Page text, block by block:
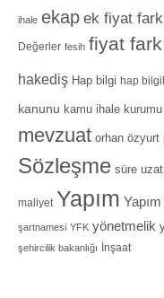
ihale ekap ek fiyat
Değerler fesih fiyat
hakediş Hap bilgi hap
kanunu kamu ihale kurumu
mevzuat orhan özyurt
Sözleşme süre
maliyet Yapım
şartnamesi YFK yönetmelik
şehircilik bakanlığı
İnşaat